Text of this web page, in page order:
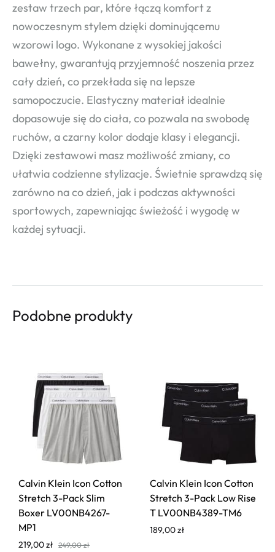
zestaw trzech par, które łączą komfort z
nowoczesnym stylem dzięki dominującemu
wzorowi logo. Wykonane z wysokiej jakości
bawełny, gwarantują przyjemność noszenia przez
cały dzień, co przekłada się na lepsze
samopoczucie. Elastyczny materiał idealnie
dopasowuje się do ciała, co pozwala na swobodę
ruchów, a czarny kolor dodaje klasy i elegancji.
Dzięki zestawowi masz możliwość zmiany, co
ułatwia codzienne stylizacje. Świetnie sprawdzą się
zarówno na co dzień, jak i podczas aktywności
sportowych, zapewniając świeżość i wygodę w
każdej sytuacji.
Podobne produkty
Calvin Klein Icon Cotton
Stretch 3-Pack Slim
Boxer LV00NB4267-
MP1
219,00zł 249,00zł
Calvin Klein Icon Cotton
Stretch 3-Pack Low Rise
T LV00NB4389-TM6
189,00zł